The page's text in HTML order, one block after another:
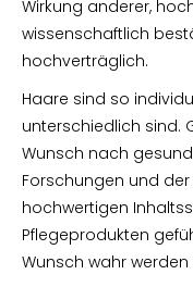
Wirkung anderer,
wissenschaftlich
hochverträglich.
Haare sind so
unterschiedlich sind.
Wunsch nach
Forschungen und
hochwertigen
Pflegeprodukten
Wunsch wahr werden